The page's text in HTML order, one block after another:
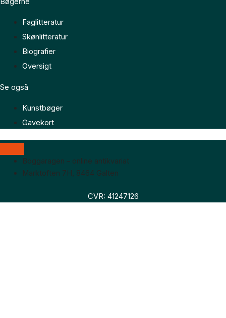
Faglitteratur
Skønlitteratur
Biografier
Oversigt
Se også
Kunstbøger
Gavekort
Boggaragen – online antikvariat
Marktoften 7H, 8464 Galten
CVR: 41247126